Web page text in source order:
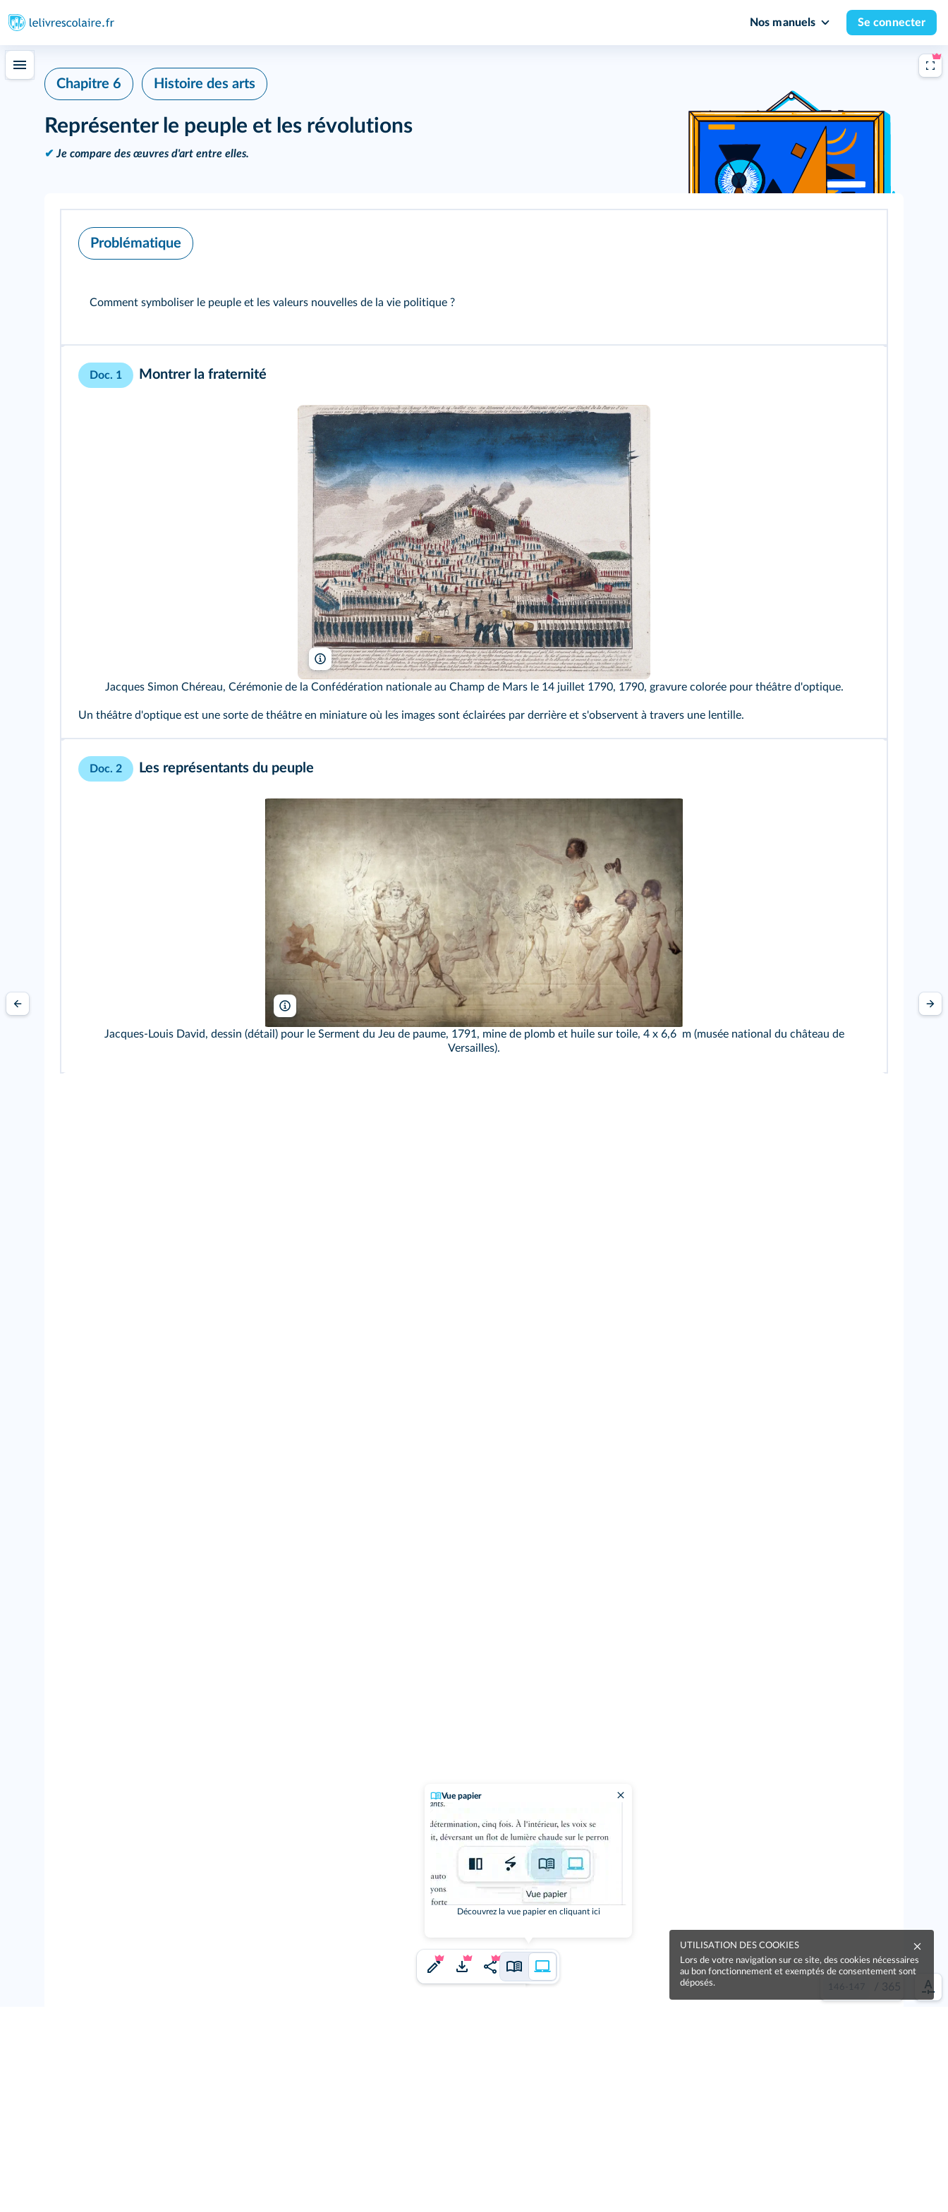
Nos manuels Se connecter
/ 365
Vue papier
Découvrez la vue papier en cliquant ici
Chapitre 6 Histoire des arts
Représenter le peuple et les révolutions
✔ Je compare des œuvres d'art entre elles.
Problématique
Comment symboliser le peuple et les valeurs nouvelles de la vie politique ?
Doc. 1 Montrer la fraternité
Lylho/leemage
Jacques Simon Chéreau, Cérémonie de la Confédération nationale au Champ de Mars le 14 juillet 1790, 1790, gravure colorée pour théâtre d'optique.
Un théâtre d'optique est une sorte de théâtre en miniature où les images sont éclairées par derrière et s'observent à travers une lentille.
Doc. 2 Les représentants du peuple
Jacques-Louis David, dessin (détail) pour le Serment du Jeu de paume, 1791, mine de plomb et huile sur toile, 4 x 6,6 m (musée national du château de
Versailles).
UTILISATION DES COOKIES
Lors de votre navigation sur ce site, des cookies nécessaires
au bon fonctionnement et exemptés de consentement sont
déposés.